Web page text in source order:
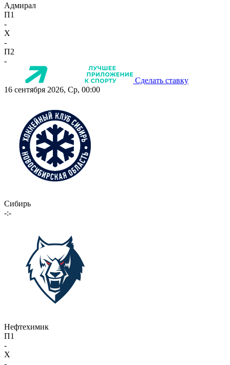
Адмирал
П1
-
X
-
П2
-
Сделать ставку
16 сентября 2026, Ср, 00:00
Сибирь
-:-
Нефтехимик
П1
-
X